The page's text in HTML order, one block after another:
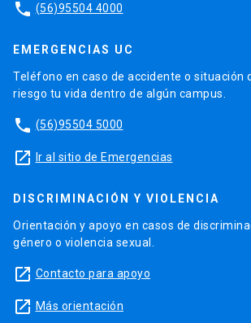
phone (56)95504 4000
EMERGENCIAS UC
Teléfono en caso de accidente o situación
riesgo tu vida dentro de algún campus.
phone (56)95504 5000
launch Ir al sitio de Emergencias
DISCRIMINACIÓN Y VIOLENCIA
Orientación y apoyo en casos de
género o violencia sexual.
launch Contacto para apoyo
launch Más orientación